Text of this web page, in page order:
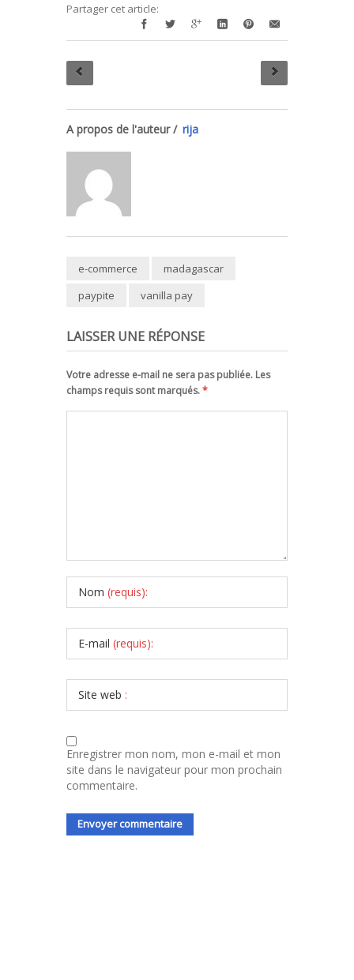
Partager cet article:
A propos de l'auteur / rija
e-commerce
madagascar
paypite
vanilla pay
LAISSER UNE RÉPONSE
Votre adresse e-mail ne sera pas publiée. Les
champs requis sont marqués.*
Nom (requis):
E-mail (requis):
Site web :
Enregistrer mon nom, mon e-mail et mon
site dans le navigateur pour mon prochain
commentaire.